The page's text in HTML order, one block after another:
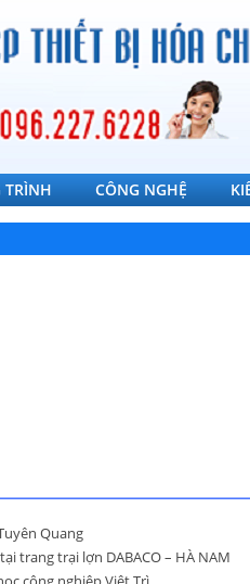
TRÌNH CÔNG NGHỆ
Quang
trang trại lợn DABACO – HÀ NAM